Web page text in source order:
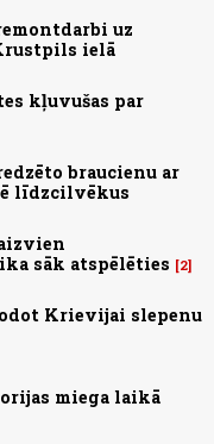
uz
ielā
kļuvušas par
braucienu ar
līdzcilvēkus
sāk atspēlēties
2
Krievijai slepenu
miega laikā